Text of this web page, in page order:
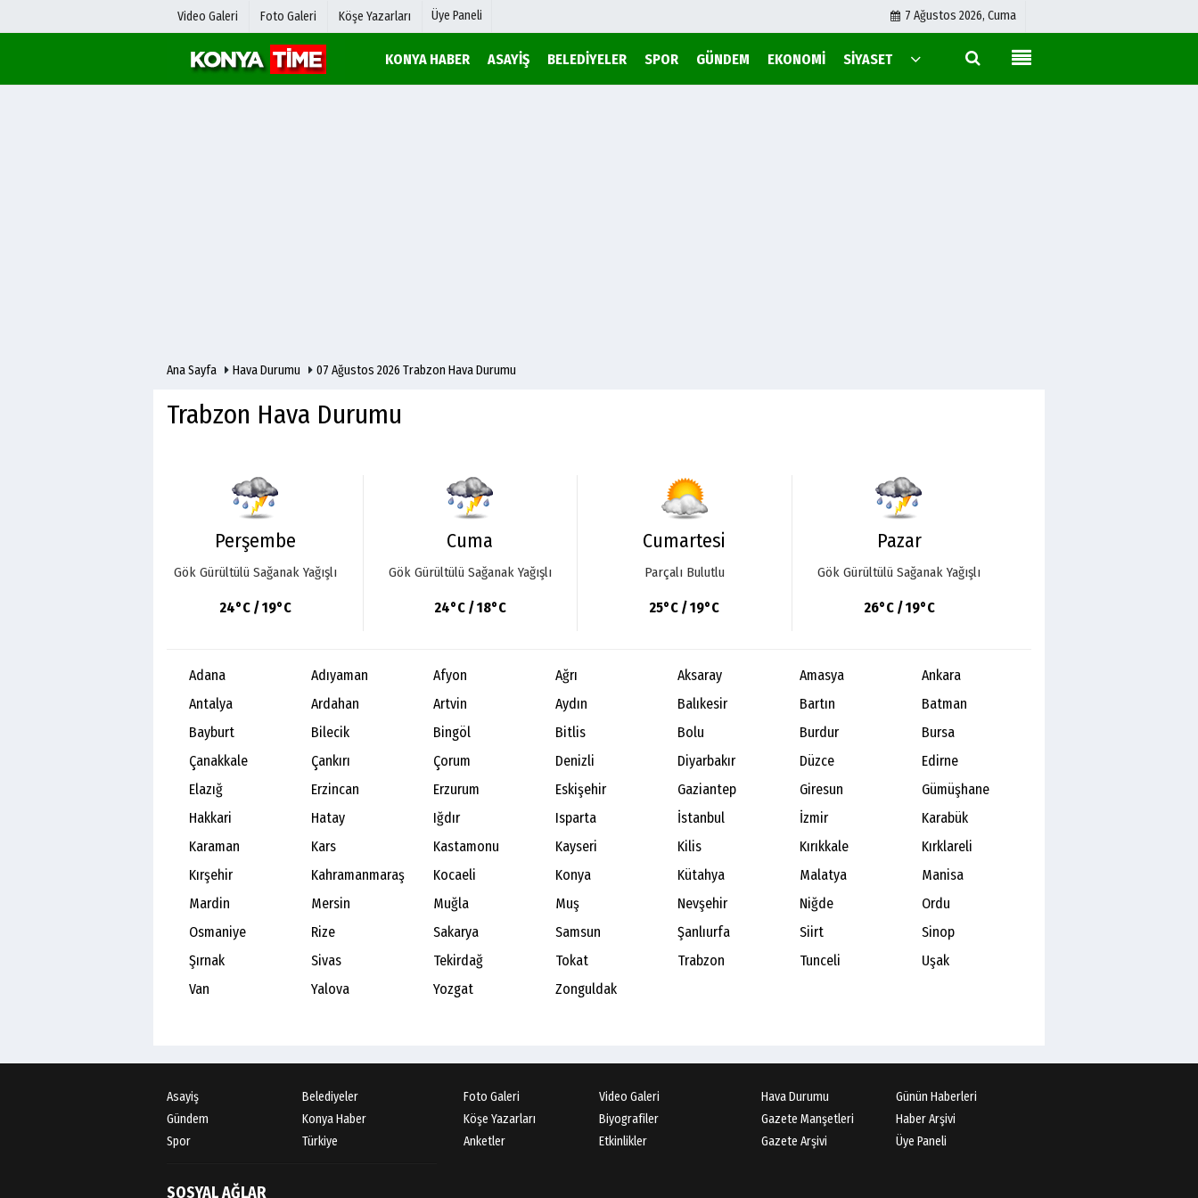
Video Galeri Foto Galeri Köşe Yazarları Üye Paneli 7 Ağustos 2026, Cuma
KONYA HABER ASAYIŞ BELEDIYELER SPOR GÜNDEM EKONOMI SIYASET
Ana Sayfa Hava Durumu 07 Ağustos 2026 Trabzon Hava Durumu
Trabzon Hava Durumu
Perşembe
Gök Gürültülü Sağanak Yağışlı
24°C / 19°C
Cuma
Gök Gürültülü Sağanak Yağışlı
24°C / 18°C
Cumartesi
Parçalı Bulutlu
25°C / 19°C
Pazar
Gök Gürültülü Sağanak Yağışlı
26°C / 19°C
Adana Adıyaman Afyon Ağrı Aksaray Amasya
Ankara
Antalya
Ardahan Artvin Aydın Balıkesir Bartın
Batman
Bayburt
Bilecik Bingöl Bitlis Bolu Burdur
Bursa
Çanakkale
Çankırı Çorum Denizli Diyarbakır Düzce
Edirne
Elazığ
Erzincan Erzurum Eskişehir Gaziantep Giresun
Gümüşhane
Hakkari
Hatay Iğdır Isparta İstanbul İzmir
Karabük
Karaman
Kars Kastamonu Kayseri Kilis Kırıkkale
Kırklareli
Kırşehir
Kahramanmaraş Kocaeli Konya Kütahya Malatya
Manisa
Mardin
Mersin Muğla Muş Nevşehir Niğde
Ordu
Osmaniye
Rize Sakarya Samsun Şanlıurfa Siirt
Sinop
Şırnak
Sivas Tekirdağ Tokat Trabzon Tunceli
Uşak
Van
Yalova Yozgat Zonguldak
Asayiş
Belediyeler
Gündem
Konya Haber
Spor
Türkiye
SOSYAL AĞLAR
Foto Galeri
Video Galeri
Köşe Yazarları
Biyografiler
Anketler
Etkinlikler
Hava Durumu
Günün Haberleri
Gazete Manşetleri
Haber Arşivi
Gazete Arşivi
Üye Paneli